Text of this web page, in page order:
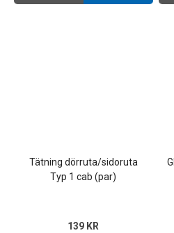
Tätning dörruta/sidoruta
Typ 1 cab (par)
139 KR